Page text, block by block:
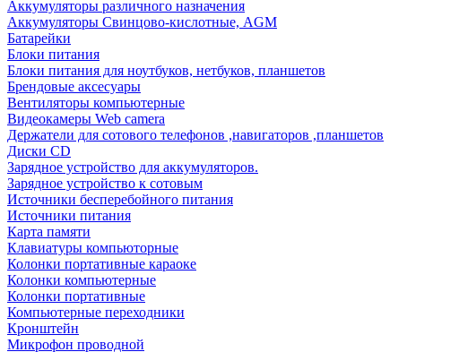
Аккумуляторы различного назначения
Аккумуляторы Свинцово-кислотные, AGM
Батарейки
Блоки питания
Блоки питания для ноутбуков, нетбуков, планшетов
Брендовые аксесуары
Вентиляторы компьютерные
Видеокамеры Web camera
Держатели для сотового телефонов ,навигаторов ,планшетов
Диски CD
Зарядное устройство для аккумуляторов.
Зарядное устройство к сотовым
Источники бесперебойного питания
Источники питания
Карта памяти
Клавиатуры компьюторные
Колонки портативные караоке
Колонки компьютерные
Колонки портативные
Компьютерные переходники
Кронштейн
Микрофон проводной